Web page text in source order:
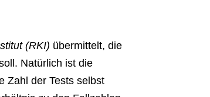
(RKI) übermittelt, die
Natürlich ist die
Zahl der Tests selbst